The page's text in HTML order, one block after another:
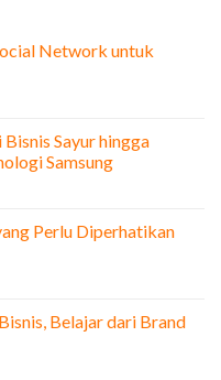
Network untuk
Sayur hingga
Samsung
Perlu Diperhatikan
Belajar dari Brand